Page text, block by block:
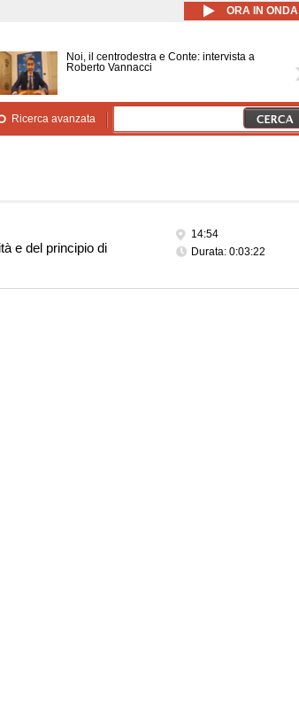
ORA IN ONDA
Noi, il centrodestra e Conte: intervista a
Roberto Vannacci
Ricerca avanzata
e del principio di
14:54
Durata: 0:03:22